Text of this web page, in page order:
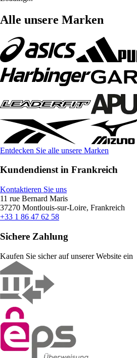
Alle unsere Marken
Entdecken Sie alle unsere Marken
Kundendienst in Frankreich
Kontaktieren Sie uns
11 rue Bernard Maris
37270 Montlouis-sur-Loire, Frankreich
+33 1 86 47 62 58
Sichere Zahlung
Kaufen Sie sicher auf unserer Website ein